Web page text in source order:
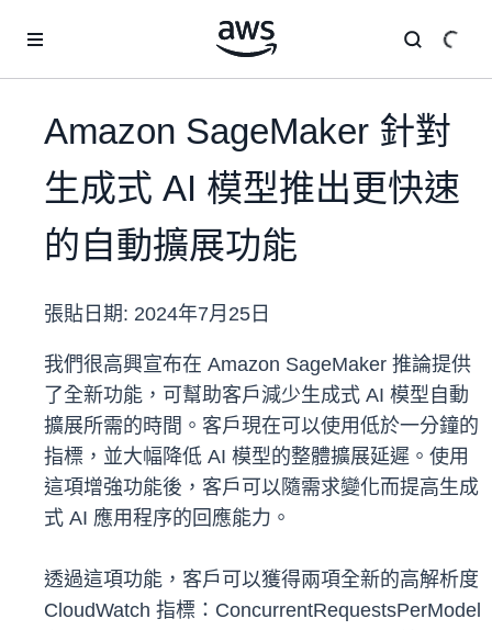
Amazon SageMaker 針對
生成式 AI 模型推出更快速
的自動擴展功能
張貼日期: 2024年7月25日
我們很高興宣布在 Amazon SageMaker 推論提供
了全新功能，可幫助客戶減少生成式 AI 模型自動
擴展所需的時間。客戶現在可以使用低於一分鐘的
指標，並大幅降低 AI 模型的整體擴展延遲。使用
這項增強功能後，客戶可以隨需求變化而提高生成
式 AI 應用程序的回應能力。
透過這項功能，客戶可以獲得兩項全新的高解析度
CloudWatch 指標：ConcurrentRequestsPerModel